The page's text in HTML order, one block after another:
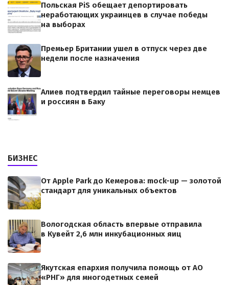
Польская PiS обещает депортировать
неработающих украинцев в случае победы
на выборах
Премьер Британии ушел в отпуск через две
недели после назначения
Алиев подтвердил тайные переговоры немцев
и россиян в Баку
БИЗНЕС
От Apple Park до Кемерова: mock-up — золотой
стандарт для уникальных объектов
Вологодская область впервые отправила
в Кувейт 2,6 млн инкубационных яиц
Якутская епархия получила помощь от АО
«РНГ» для многодетных семей